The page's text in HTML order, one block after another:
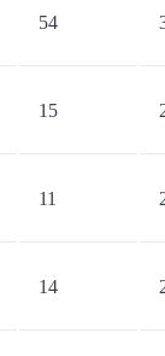
54
15
11
14